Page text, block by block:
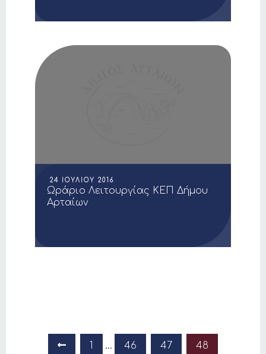
24 ΙΟΥΛΊΟΥ 2016
Ωράριο Λειτουργίας ΚΕΠ Δήμου
Αρταίων
Προηγούμενη σελίδα
1 … 46 47 48